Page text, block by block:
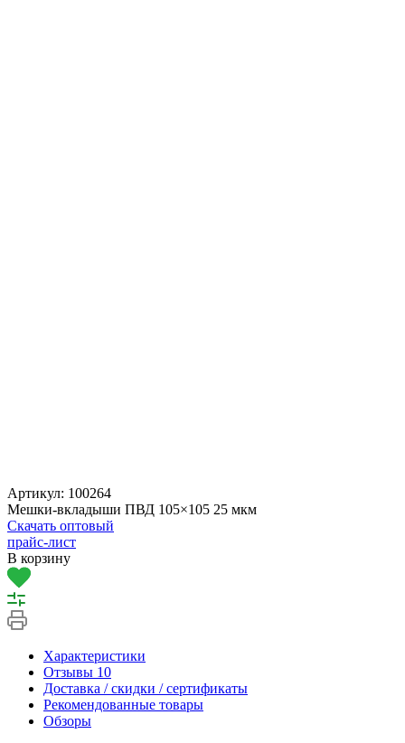
Артикул: 100264
Мешки-вкладыши ПВД 105×105 25 мкм
Скачать оптовый
прайс-лист
В корзину
Характеристики
Отзывы 10
Доставка / скидки / сертификаты
Рекомендованные товары
Обзоры